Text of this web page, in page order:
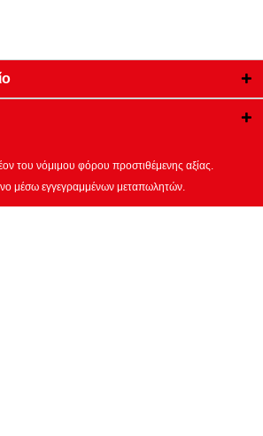
του νόμιμου φόρου προστιθέμενης αξίας.
μέσω εγγεγραμμένων μεταπωλητών.